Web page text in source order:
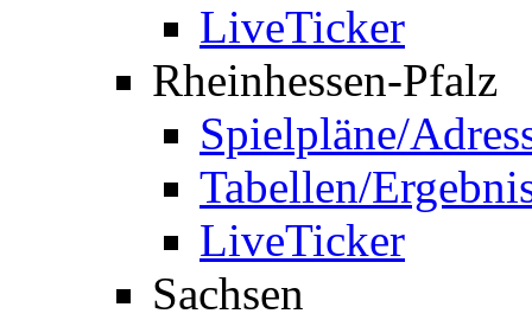
LiveTicker
Rheinhessen-Pfalz
Spielpläne/
Tabellen/
LiveTicker
Sachsen